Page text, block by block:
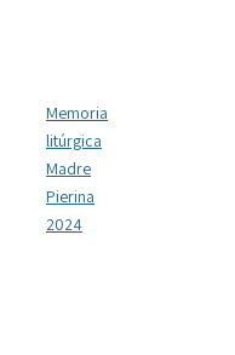
Memoria
litúrgica
Madre
Pierina
2024